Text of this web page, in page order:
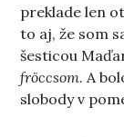
preklade len
to aj, že som
šesticou
fröccsom. A
slobody v